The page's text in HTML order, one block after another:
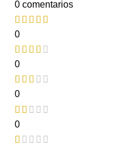
0 comentarios
0
0
0
0